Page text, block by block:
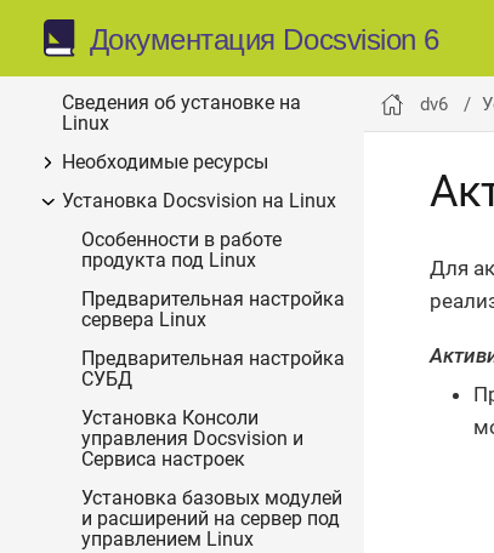
Документация Docsvision 6
Установка системы на
Linux
dv6
Сведения об установке на
Linux
Необходимые ресурсы
Установка Docsvision на Linux
Особенности в работе
продукта под Linux
Предварительная настройка
сервера Linux
Предварительная настройка
СУБД
Установка Консоли
управления Docsvision и
Сервиса настроек
Установка базовых модулей
и расширений на сервер под
управлением Linux
dv6
Для